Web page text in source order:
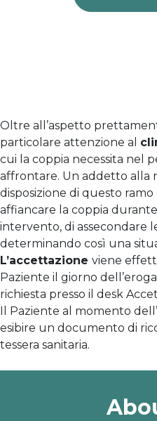
Oltre all’aspetto
particolare attenzione al
cui la coppia necessita nel
affrontare. Un addetto alla
disposizione di questo
affiancare la coppia
intervento, di assecondare
determinando così una
L’accettazione viene
Paziente il giorno
richiesta presso il desk
Il Paziente al momento
esibire un documento di
tessera sanitaria.